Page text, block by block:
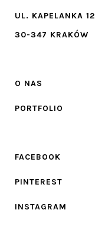
UL. KAPELANKA 12
30-347 KRAKÓW
O NAS
PORTFOLIO
FACEBOOK
PINTEREST
INSTAGRAM